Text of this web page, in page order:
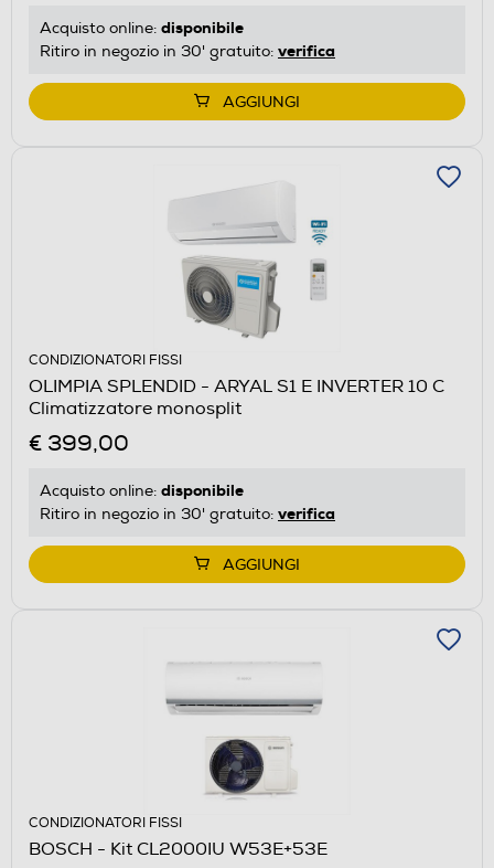
Acquisto online: disponibile
Ritiro in negozio in 30' gratuito: verifica
AGGIUNGI
CONDIZIONATORI FISSI
OLIMPIA SPLENDID - ARYAL S1 E INVERTER 10 C
Climatizzatore monosplit
€ 399,00
Acquisto online: disponibile
Ritiro in negozio in 30' gratuito: verifica
AGGIUNGI
CONDIZIONATORI FISSI
BOSCH - Kit CL2000IU W53E+53E